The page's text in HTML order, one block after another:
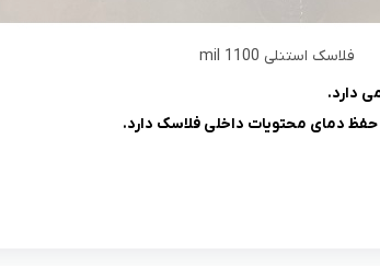
فلاسک استنلی 1100 mil
دمای محتویات داخلی فلاسک دارد.